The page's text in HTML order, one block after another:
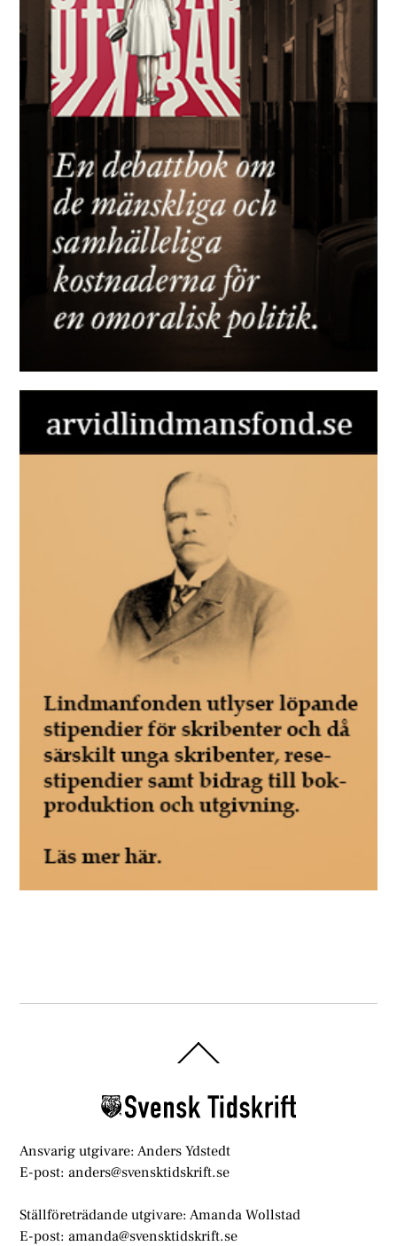
To
Ansvarig utgivare: Anders Ydstedt
E-post: anders@svensktidskrift.se
Ställföreträdande utgivare: Amanda Wollstad
E-post: amanda@svensktidskrift.se